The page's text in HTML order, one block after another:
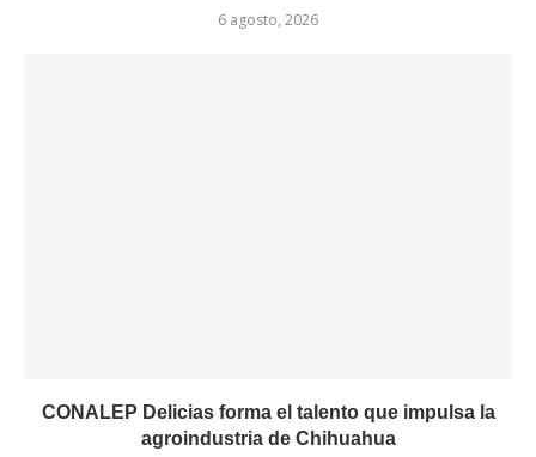
6 agosto, 2026
CONALEP Delicias forma el talento que impulsa la
agroindustria de Chihuahua